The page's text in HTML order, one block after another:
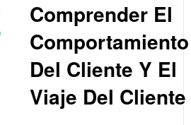
Comprender El
Comportamiento
Del Cliente Y El
Viaje Del Cliente